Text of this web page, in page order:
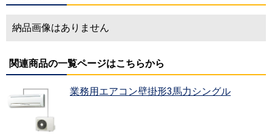
納品画像はありません
関連商品の一覧ページはこちらから
業務用エアコン壁掛形3馬力シングル